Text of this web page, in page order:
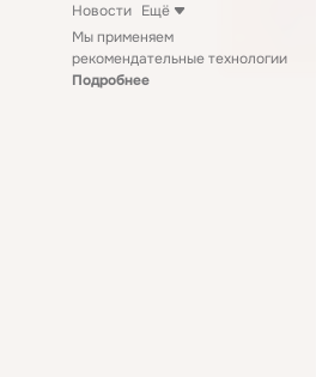
Новости Ещё
Мы применяем
рекомендательные технологии
Подробнее